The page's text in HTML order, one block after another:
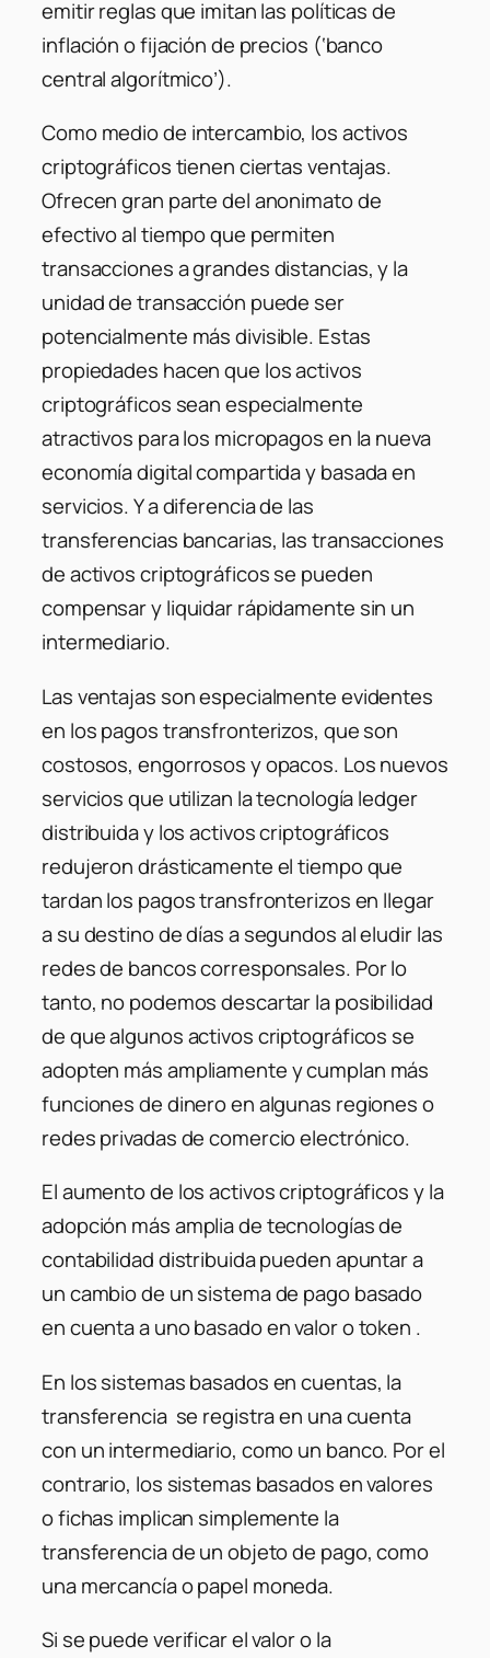
emitir reglas que imitan las políticas de
inflación o fijación de precios (‘banco
central algorítmico’).
Como medio de intercambio, los activos
criptográficos tienen ciertas ventajas.
Ofrecen gran parte del anonimato de
efectivo al tiempo que permiten
transacciones a grandes distancias, y la
unidad de transacción puede ser
potencialmente más divisible. Estas
propiedades hacen que los activos
criptográficos sean especialmente
atractivos para los micropagos en la nueva
economía digital compartida y basada en
servicios. Y a diferencia de las
transferencias bancarias, las transacciones
de activos criptográficos se pueden
compensar y liquidar rápidamente sin un
intermediario.
Las ventajas son especialmente evidentes
en los pagos transfronterizos, que son
costosos, engorrosos y opacos. Los nuevos
servicios que utilizan la tecnología ledger
distribuida y los activos criptográficos
redujeron drásticamente el tiempo que
tardan los pagos transfronterizos en llegar
a su destino de días a segundos al eludir las
redes de bancos corresponsales. Por lo
tanto, no podemos descartar la posibilidad
de que algunos activos criptográficos se
adopten más ampliamente y cumplan más
funciones de dinero en algunas regiones o
redes privadas de comercio electrónico.
El aumento de los activos criptográficos y la
adopción más amplia de tecnologías de
contabilidad distribuida pueden apuntar a
un cambio de un sistema de pago basado
en cuenta a uno basado en valor o token .
En los sistemas basados ​​en cuentas, la
transferencia se registra en una cuenta
con un intermediario, como un banco. Por el
contrario, los sistemas basados ​​en valores
o fichas implican simplemente la
transferencia de un objeto de pago, como
una mercancía o papel moneda.
Si se puede verificar el valor o la